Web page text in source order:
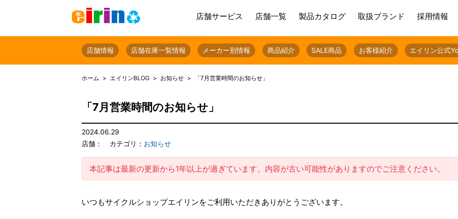
店舗サービス 店舗一覧 製品カタログ 取扱ブランド 採用情報
店舗情報 店舗在庫一覧情報 メーカー別情報 商品紹介 SALE商品 お客様紹介 エイリン公式
ホーム エイリンBLOG お知らせ 「7月営業時間のお知らせ」
「7月営業時間のお知らせ」
2024.06.29
店舗：
カテゴリ： お知らせ
本記事は最新の更新から1年以上が過ぎています。内容が古い可能性がありますのでご注意ください。
いつもサイクルショップエイリンをご利用いただきありがとうございます。